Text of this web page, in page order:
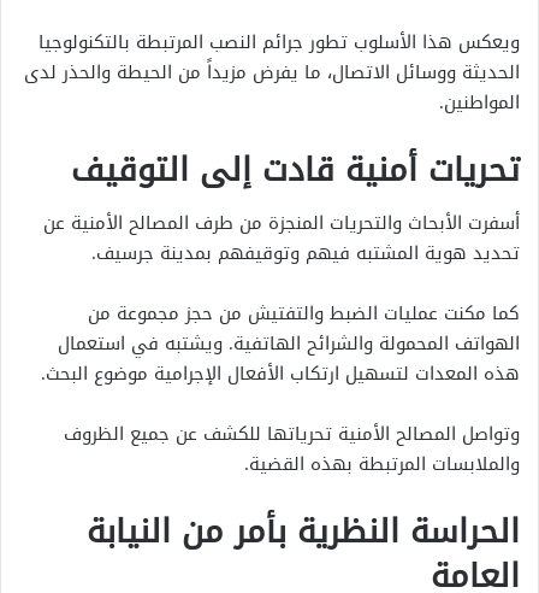
ويعكس هذا الأسلوب تطور جرائم النصب المرتبطة بالتكنولوجيا
الحديثة ووسائل الاتصال، ما يفرض مزيداً من الحيطة والحذر لدى
المواطنين.
تحريات أمنية قادت إلى التوقيف
أسفرت الأبحاث والتحريات المنجزة من طرف المصالح الأمنية عن
تحديد هوية المشتبه فيهم وتوقيفهم بمدينة جرسيف.
كما مكنت عمليات الضبط والتفتيش من حجز مجموعة من
الهواتف المحمولة والشرائح الهاتفية. ويشتبه في استعمال
هذه المعدات لتسهيل ارتكاب الأفعال الإجرامية موضوع البحث.
وتواصل المصالح الأمنية تحرياتها للكشف عن جميع الظروف
والملابسات المرتبطة بهذه القضية.
الحراسة النظرية بأمر من النيابة
العامة